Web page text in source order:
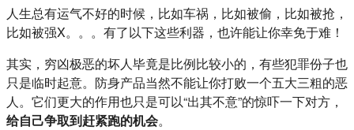
人生总有运气不好的时候，比如车祸，比如被偷，比如被抢，
比如被强X。。。有了以下这些利器，也许能让你幸免于难！
其实，穷凶极恶的坏人毕竟是比例比较小的，有些犯罪份子也
只是临时起意。防身产品当然不能让你打败一个五大三粗的恶
人。它们更大的作用也只是可以“出其不意”的惊吓一下对方，
给自己争取到赶紧跑的机会。